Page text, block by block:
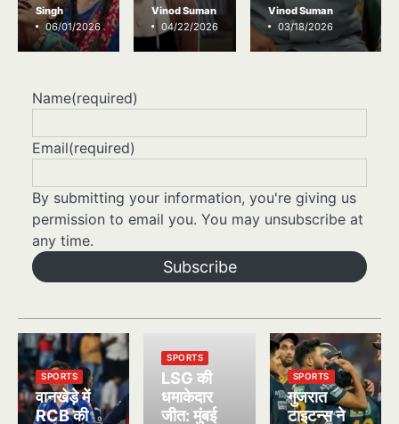
Singh
06/01/2026
Vinod Suman
04/22/2026
Vinod Suman
03/18/2026
Name(required)
Email(required)
By submitting your information, you're giving us
permission to email you. You may unsubscribe at
any time.
Subscribe
SPORTS
वानखेड़े में
RCB की
SPORTS
LSG की
धमाकेदार
जीत: मुंबई
SPORTS
गुजरात
टाइटन्स ने